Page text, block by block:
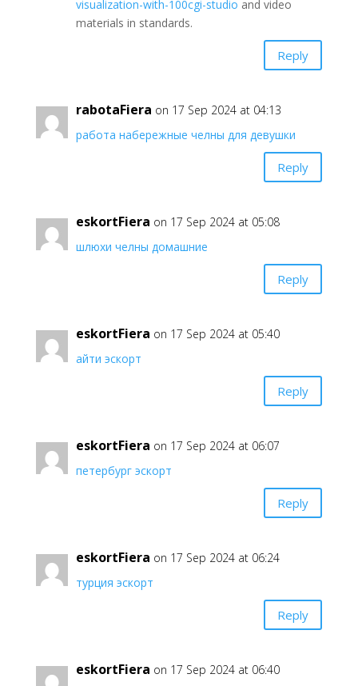
visualization-with-100cgi-studio and video
materials in standards.
Reply
rabotaFiera on 17 Sep 2024 at 04:13
работа набережные челны для девушки
Reply
eskortFiera on 17 Sep 2024 at 05:08
шлюхи челны домашние
Reply
eskortFiera on 17 Sep 2024 at 05:40
айти эскорт
Reply
eskortFiera on 17 Sep 2024 at 06:07
петербург эскорт
Reply
eskortFiera on 17 Sep 2024 at 06:24
турция эскорт
Reply
eskortFiera on 17 Sep 2024 at 06:40